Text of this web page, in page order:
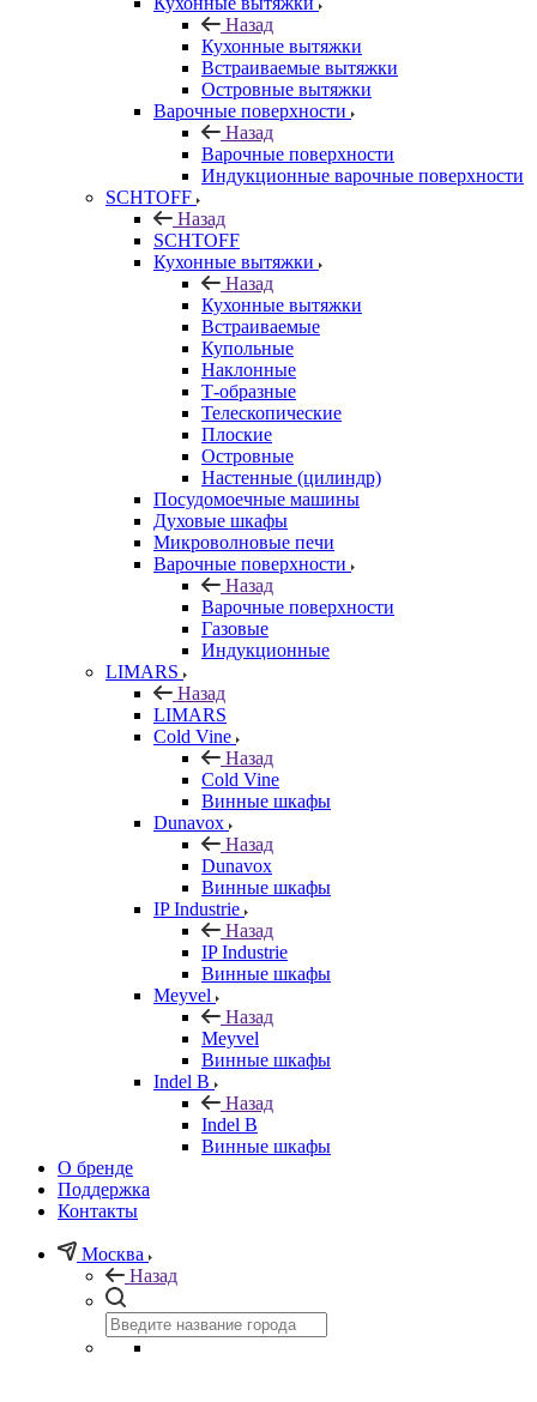
Назад
Кухонные вытяжки
Встраиваемые вытяжки
Островные вытяжки
Варочные поверхности
Назад
Варочные поверхности
Индукционные варочные поверхности
SCHTOFF
Назад
SCHTOFF
Кухонные вытяжки
Назад
Кухонные вытяжки
Встраиваемые
Купольные
Наклонные
Т-образные
Телескопические
Плоские
Островные
Настенные (цилиндр)
Посудомоечные машины
Духовые шкафы
Микроволновые печи
Варочные поверхности
Назад
Варочные поверхности
Газовые
Индукционные
LIMARS
Назад
LIMARS
Cold Vine
Назад
Cold Vine
Винные шкафы
Dunavox
Назад
Dunavox
Винные шкафы
IP Industrie
Назад
IP Industrie
Винные шкафы
Meyvel
Назад
Meyvel
Винные шкафы
Indel B
Назад
Indel B
Винные шкафы
О бренде
Поддержка
Контакты
Москва
Назад